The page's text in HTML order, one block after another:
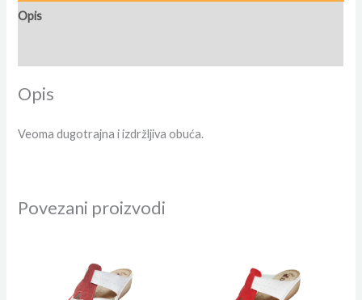
Opis
Opis
Veoma dugotrajna i izdržljiva obuća.
Povezani proizvodi